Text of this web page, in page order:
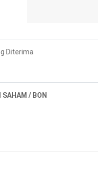
Diterima
/ BON